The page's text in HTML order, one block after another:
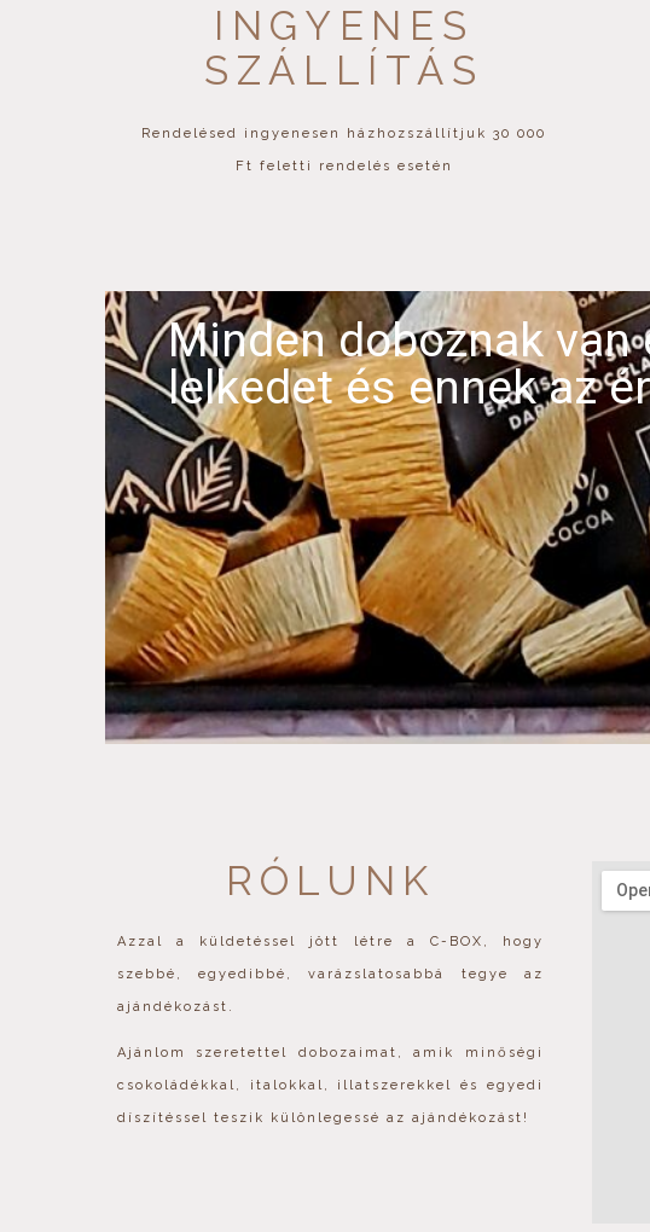
INGYENES
SZÁLLÍTÁS
Rendelésed ingyenesen házhozszállítjuk 30 000
Ft feletti rendelés esetén
Minden doboznak
lelkedet és ennek az
RÓLUNK
Azzal a küldetéssel jött létre a C-BOX, hogy
szebbé, egyedibbé, varázslatosabbá tegye az
ajándékozást.
Ajánlom szeretettel dobozaimat, amik minőségi
csokoládékkal, italokkal, illatszerekkel és egyedi
díszítéssel teszik különlegessé az ajándékozást!